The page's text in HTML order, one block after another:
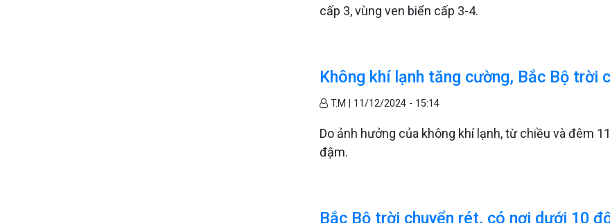
cấp 3, vùng ven biển cấp 3-4.
Không khí lạnh tăng cường, Bắc Bộ trời
T.M | 11/12/2024 - 15:14
Do ảnh hưởng của không khí lạnh, từ chiều và đêm
đậm.
Bắc Bộ trời chuyển rét, có nơi dưới 10